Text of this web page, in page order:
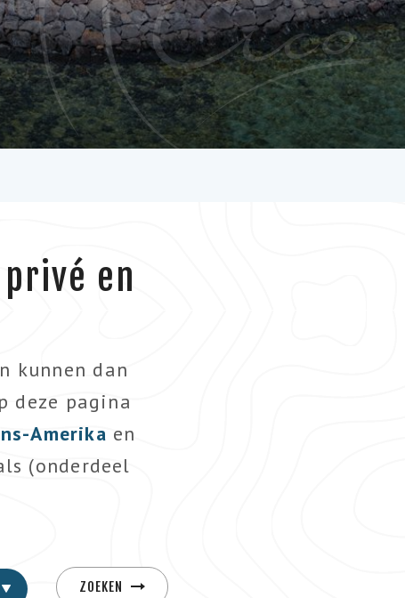
en
kunnen dan
deze pagina
Amerika en
(onderdeel
ZOEKEN